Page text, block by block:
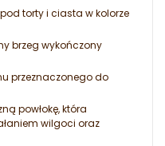
torty i ciasta w kolorze
brzeg wykończony
przeznaczonego do
powłokę, która
wilgoci oraz